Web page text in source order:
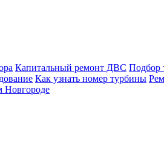
Капитальный ремонт ДВС Подбор
Как узнать номер турбины
Новгороде